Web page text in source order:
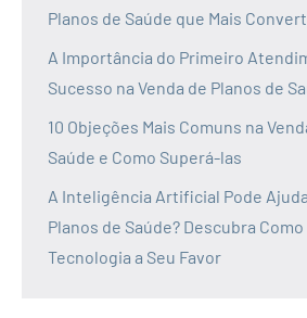
Planos de Saúde que Mais
A Importância do Primeiro
Sucesso na Venda de Planos de
10 Objeções Mais Comuns na
Saúde e Como Superá-las
A Inteligência Artificial Pode
Planos de Saúde? Descubra
Tecnologia a Seu Favor